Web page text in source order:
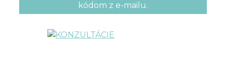
kódom z e-mailu.